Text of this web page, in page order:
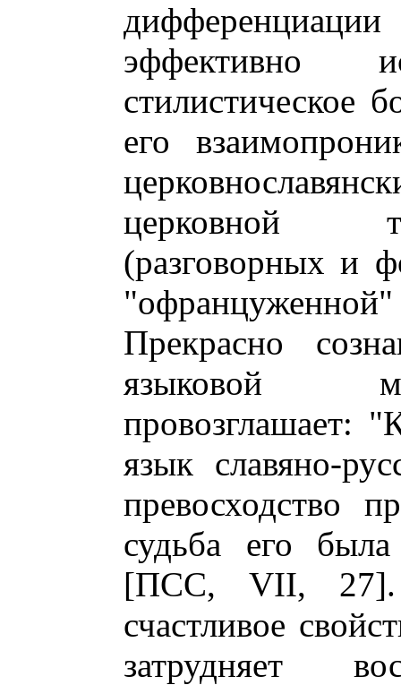
эффективно
стилистическое
его
церковной
(разговорных и
"офранцуженной"
Прекрасно
языковой
провозглашает:
язык славяно-
превосходство
судьба его была
[ПСС, VII,
счастливое
затрудняет